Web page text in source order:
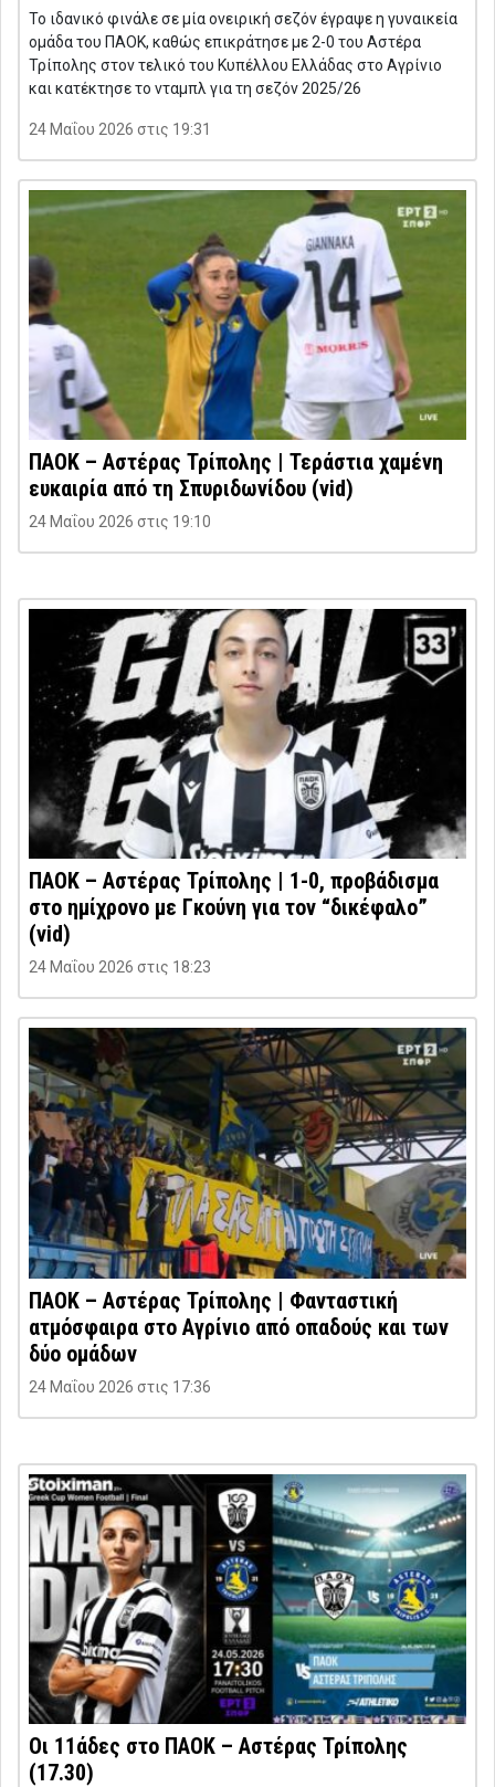
Το ιδανικό φινάλε σε μία ονειρική σεζόν έγραψε η γυναικεία
ομάδα του ΠΑΟΚ, καθώς επικράτησε με 2-0 του Αστέρα
Τρίπολης στον τελικό του Κυπέλλου Ελλάδας στο Αγρίνιο
και κατέκτησε το νταμπλ για τη σεζόν 2025/26
24 Μαΐου 2026 στις 19:31
ΠΑΟΚ – Αστέρας Τρίπολης | Τεράστια χαμένη
ευκαιρία από τη Σπυριδωνίδου (vid)
24 Μαΐου 2026 στις 19:10
ΠΑΟΚ – Αστέρας Τρίπολης | 1-0, προβάδισμα
στο ημίχρονο με Γκούνη για τον “δικέφαλο”
(vid)
24 Μαΐου 2026 στις 18:23
ΠΑΟΚ – Αστέρας Τρίπολης | Φανταστική
ατμόσφαιρα στο Αγρίνιο από οπαδούς και των
δύο ομάδων
24 Μαΐου 2026 στις 17:36
Οι 11άδες στο ΠΑΟΚ – Αστέρας Τρίπολης
(17.30)